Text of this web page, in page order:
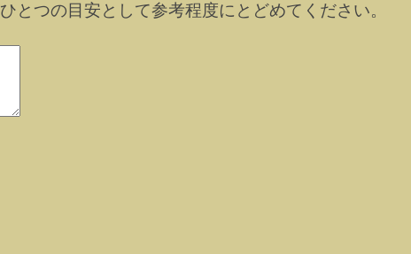
ひとつの目安として参考程度にとどめてください。